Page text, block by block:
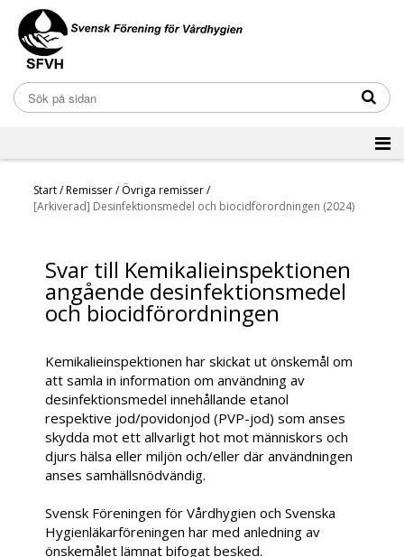
Start/Remisser/ Övriga remisser/
[Arkiverad] Desinfektionsmedel och biocidförordningen (2024)
Svar till Kemikalieinspektionen
angående desinfektionsmedel
och biocidförordningen
Kemikalieinspektionen har skickat ut önskemål om
att samla in information om användning av
desinfektionsmedel innehållande etanol
respektive jod/povidonjod (PVP-jod) som anses
skydda mot ett allvarligt hot mot människors och
djurs hälsa eller miljön och/eller där användningen
anses samhällsnödvändig.
Svensk Föreningen för Vårdhygien och Svenska
Hygienläkarföreningen har med anledning av
önskemålet lämnat bifogat besked.